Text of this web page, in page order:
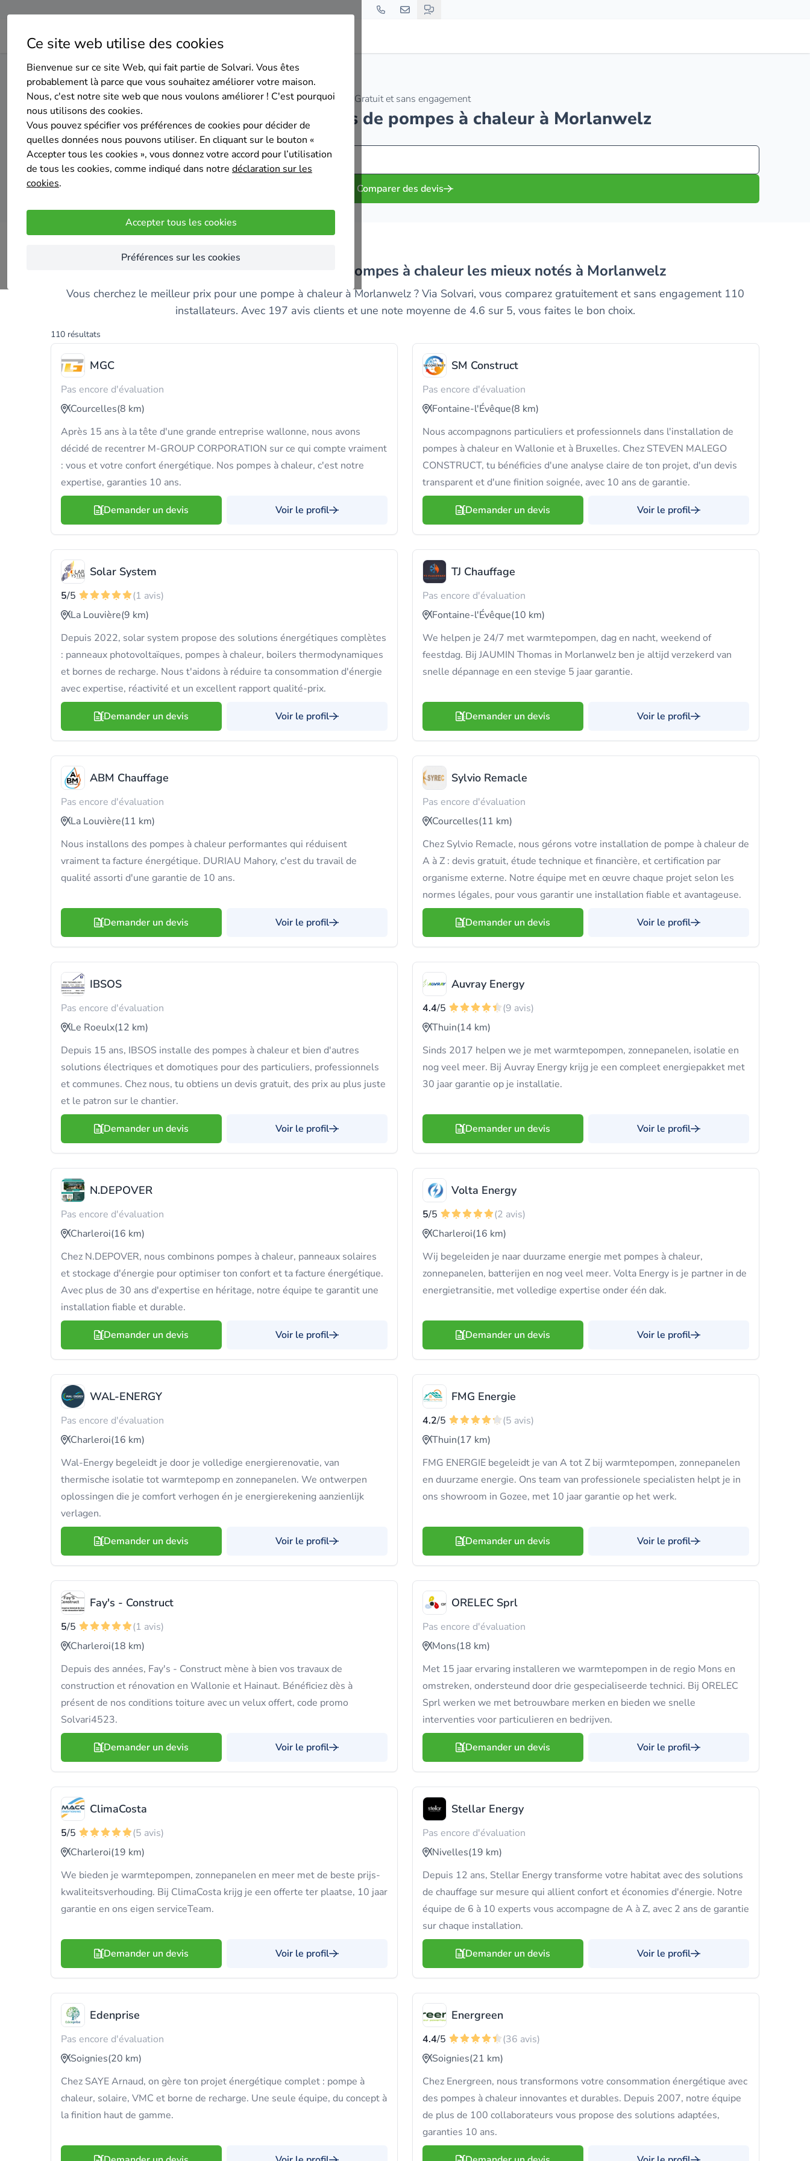
Ce site web utilise des cookies
Bienvenue sur ce site Web, qui fait partie de Solvari. Vous êtes
probablement là parce que vous souhaitez améliorer votre maison.
Nous, c'est notre site web que nous voulons améliorer ! C'est pourquoi
nous utilisons des cookies.
Vous pouvez spécifier vos préférences de cookies pour décider de
quelles données nous pouvons utiliser. En cliquant sur le bouton «
Accepter tous les cookies », vous donnez votre accord pour l’utilisation
de tous les cookies, comme indiqué dans notre déclaration sur les
cookies.
Accepter tous les cookies
Préférences sur les cookies
Home Pompe à chaleur Hainaut Morlanwelz
Gratuit et sans engagement
Top 20 des installateurs de pompes à chaleur à Morlanwelz
Comparer des devis
Comparez les installateurs de pompes à chaleur les mieux notés à Morlanwelz
Vous cherchez le meilleur prix pour une pompe à chaleur à Morlanwelz ? Via Solvari, vous comparez gratuitement et sans engagement 110
installateurs. Avec 197 avis clients et une note moyenne de 4.6 sur 5, vous faites le bon choix.
110 résultats
MGC
Pas encore d'évaluation
Courcelles(8 km)
Après 15 ans à la tête d'une grande entreprise wallonne, nous avons
décidé de recentrer M-GROUP CORPORATION sur ce qui compte vraiment
: vous et votre confort énergétique. Nos pompes à chaleur, c'est notre
expertise, garanties 10 ans.
Demander un devis Voir le profil
SM Construct
Pas encore d'évaluation
Fontaine-l'Évêque(8 km)
Nous accompagnons particuliers et professionnels dans l'installation de
pompes à chaleur en Wallonie et à Bruxelles. Chez STEVEN MALEGO
CONSTRUCT, tu bénéficies d'une analyse claire de ton projet, d'un devis
transparent et d'une finition soignée, avec 10 ans de garantie.
Demander un devis Voir le profil
Solar System
5/5
(1 avis)
La Louvière(9 km)
Depuis 2022, solar system propose des solutions énergétiques complètes
: panneaux photovoltaïques, pompes à chaleur, boilers thermodynamiques
et bornes de recharge. Nous t'aidons à réduire ta consommation d'énergie
avec expertise, réactivité et un excellent rapport qualité-prix.
Demander un devis Voir le profil
TJ Chauffage
Pas encore d'évaluation
Fontaine-l'Évêque(10 km)
We helpen je 24/7 met warmtepompen, dag en nacht, weekend of
feestdag. Bij JAUMIN Thomas in Morlanwelz ben je altijd verzekerd van
snelle dépannage en een stevige 5 jaar garantie.
Demander un devis Voir le profil
ABM Chauffage
Pas encore d'évaluation
La Louvière(11 km)
Nous installons des pompes à chaleur performantes qui réduisent
vraiment ta facture énergétique. DURIAU Mahory, c'est du travail de
qualité assorti d'une garantie de 10 ans.
Demander un devis Voir le profil
Sylvio Remacle
Pas encore d'évaluation
Courcelles(11 km)
Chez Sylvio Remacle, nous gérons votre installation de pompe à chaleur de
A à Z : devis gratuit, étude technique et financière, et certification par
organisme externe. Notre équipe met en œuvre chaque projet selon les
normes légales, pour vous garantir une installation fiable et avantageuse.
Demander un devis Voir le profil
IBSOS
Pas encore d'évaluation
Le Roeulx(12 km)
Depuis 15 ans, IBSOS installe des pompes à chaleur et bien d'autres
solutions électriques et domotiques pour des particuliers, professionnels
et communes. Chez nous, tu obtiens un devis gratuit, des prix au plus juste
et le patron sur le chantier.
Demander un devis Voir le profil
Auvray Energy
4.4/5
(9 avis)
Thuin(14 km)
Sinds 2017 helpen we je met warmtepompen, zonnepanelen, isolatie en
nog veel meer. Bij Auvray Energy krijg je een compleet energiepakket met
30 jaar garantie op je installatie.
Demander un devis Voir le profil
N.DEPOVER
Pas encore d'évaluation
Charleroi(16 km)
Chez N.DEPOVER, nous combinons pompes à chaleur, panneaux solaires
et stockage d'énergie pour optimiser ton confort et ta facture énergétique.
Avec plus de 30 ans d'expertise en héritage, notre équipe te garantit une
installation fiable et durable.
Demander un devis Voir le profil
Volta Energy
5/5
(2 avis)
Charleroi(16 km)
Wij begeleiden je naar duurzame energie met pompes à chaleur,
zonnepanelen, batterijen en nog veel meer. Volta Energy is je partner in de
energietransitie, met volledige expertise onder één dak.
Demander un devis Voir le profil
WAL-ENERGY
Pas encore d'évaluation
Charleroi(16 km)
Wal-Energy begeleidt je door je volledige energierenovatie, van
thermische isolatie tot warmtepomp en zonnepanelen. We ontwerpen
oplossingen die je comfort verhogen én je energierekening aanzienlijk
verlagen.
Demander un devis Voir le profil
FMG Energie
4.2/5
(5 avis)
Thuin(17 km)
FMG ENERGIE begeleidt je van A tot Z bij warmtepompen, zonnepanelen
en duurzame energie. Ons team van professionele specialisten helpt je in
ons showroom in Gozee, met 10 jaar garantie op het werk.
Demander un devis Voir le profil
Fay's - Construct
5/5
(1 avis)
Charleroi(18 km)
Depuis des années, Fay's - Construct mène à bien vos travaux de
construction et rénovation en Wallonie et Hainaut. Bénéficiez dès à
présent de nos conditions toiture avec un velux offert, code promo
Solvari4523.
Demander un devis Voir le profil
ORELEC Sprl
Pas encore d'évaluation
Mons(18 km)
Met 15 jaar ervaring installeren we warmtepompen in de regio Mons en
omstreken, ondersteund door drie gespecialiseerde technici. Bij ORELEC
Sprl werken we met betrouwbare merken en bieden we snelle
interventies voor particulieren en bedrijven.
Demander un devis Voir le profil
ClimaCosta
5/5
(5 avis)
Charleroi(19 km)
We bieden je warmtepompen, zonnepanelen en meer met de beste prijs-
kwaliteitsverhouding. Bij ClimaCosta krijg je een offerte ter plaatse, 10 jaar
garantie en ons eigen serviceTeam.
Demander un devis Voir le profil
Stellar Energy
Pas encore d'évaluation
Nivelles(19 km)
Depuis 12 ans, Stellar Energy transforme votre habitat avec des solutions
de chauffage sur mesure qui allient confort et économies d'énergie. Notre
équipe de 6 à 10 experts vous accompagne de A à Z, avec 2 ans de garantie
sur chaque installation.
Demander un devis Voir le profil
Edenprise
Pas encore d'évaluation
Soignies(20 km)
Chez SAYE Arnaud, on gère ton projet énergétique complet : pompe à
chaleur, solaire, VMC et borne de recharge. Une seule équipe, du concept à
la finition haut de gamme.
Energreen
4.4/5
(36 avis)
Soignies(21 km)
Chez Energreen, nous transformons votre consommation énergétique avec
des pompes à chaleur innovantes et durables. Depuis 2007, notre équipe
de plus de 100 collaborateurs vous propose des solutions adaptées,
garanties 10 ans.